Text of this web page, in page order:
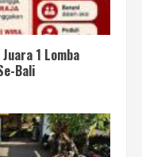
1 Lomba
Bali